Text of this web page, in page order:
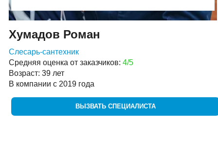
Хумадов Роман
Слесарь-сантехник
Средняя оценка от заказчиков: 4/5
Возраст: 39 лет
В компании с 2019 года
ВЫЗВАТЬ СПЕЦИАЛИСТА